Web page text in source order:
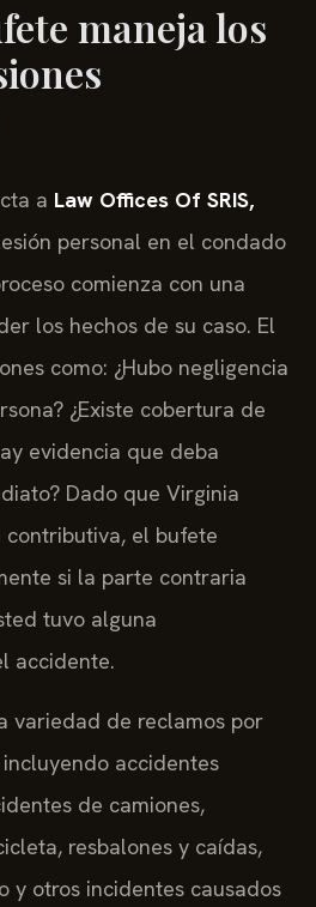
maneja los
a Law Offices Of SRIS,
personal en el condado
comienza con una
los hechos de su caso. El
como: ¿Hubo negligencia
¿Existe cobertura de
evidencia que deba
Dado que Virginia
el bufete
si la parte contraria
tuvo alguna
accidente.
variedad de reclamos por
accidentes
de camiones,
resbalones y caídas,
y otros incidentes causados